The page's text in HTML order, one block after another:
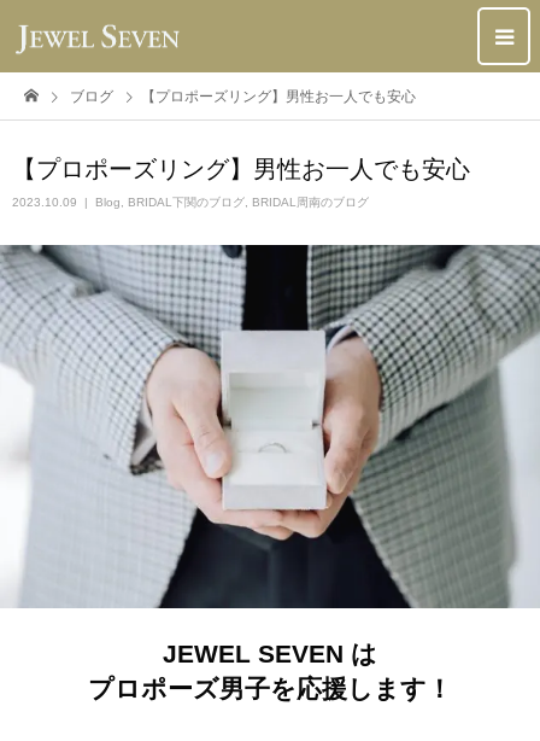
ブログ 【プロポーズリング】男性お一人でも安心
【プロポーズリング】男性お一人でも安心
2023.10.09 Blog BRIDAL下関のブログ BRIDAL周南のブログ
JEWEL SEVEN は
プロポーズ男子を応援します！